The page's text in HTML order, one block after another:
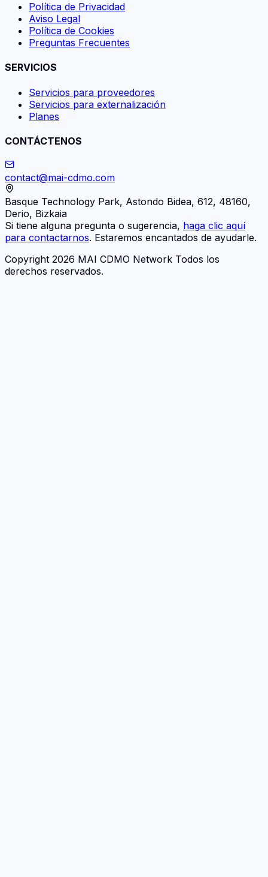
Política de Privacidad
Aviso Legal
Política de Cookies
Preguntas Frecuentes
SERVICIOS
Servicios para proveedores
Servicios para externalización
Planes
CONTÁCTENOS
contact@mai-cdmo.com
Basque Technology Park, Astondo Bidea, 612, 48160,
Derio, Bizkaia
Si tiene alguna pregunta o sugerencia, haga clic aquí
para contactarnos. Estaremos encantados de ayudarle.
Copyright 2026 MAI CDMO Network Todos los
derechos reservados.